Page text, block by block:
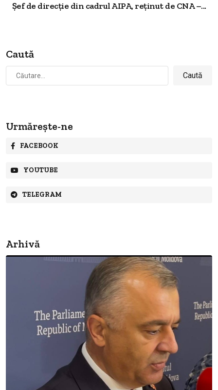
Șef de direcție din cadrul AIPA, reținut de CNA –...
Caută
Caută
după:
Urmărește-ne
FACEBOOK
YOUTUBE
TELEGRAM
Arhivă